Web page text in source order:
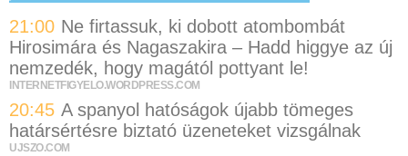
21:00 Ne firtassuk, ki dobott atombombát
Hirosimára és Nagaszakira – Hadd higgye az új
nemzedék, hogy magától pottyant le!
INTERNETFIGYELO.WORDPRESS.COM
20:45 A spanyol hatóságok újabb tömeges
határsértésre biztató üzeneteket vizsgálnak
UJSZO.COM